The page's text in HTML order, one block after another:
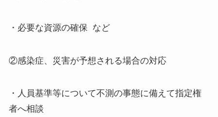
・必要な資源の確保 など
②感染症、災害が予想される場合の対応
・人員基準等について不測の事態に備えて指定権
者へ相談